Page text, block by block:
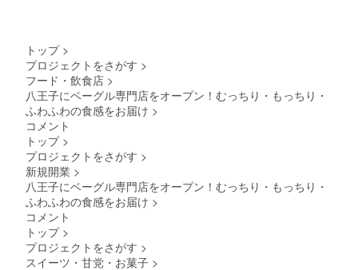
トップ >
プロジェクトをさがす >
フード・飲食店 >
八王子にベーグル専門店をオープン！むっちり・もっちり・
ふわふわの食感をお届け >
コメント
トップ >
プロジェクトをさがす >
新規開業 >
八王子にベーグル専門店をオープン！むっちり・もっちり・
ふわふわの食感をお届け >
コメント
トップ >
プロジェクトをさがす >
スイーツ・甘党・お菓子 >